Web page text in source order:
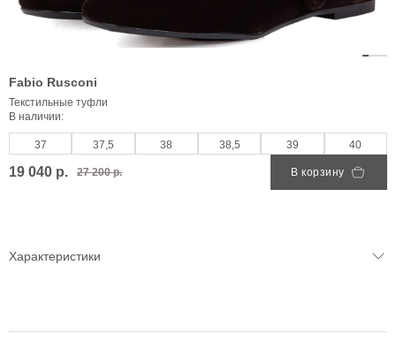
Fabio Rusconi
Текстильные туфли
В наличии:
37 37,5 38 38,5 39 40
19 040 р. 27 200 р. В корзину
Характеристики